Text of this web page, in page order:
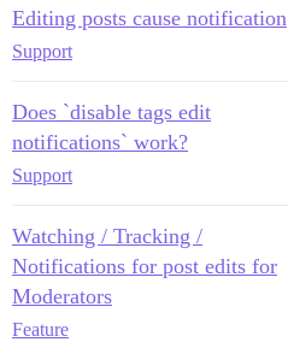
Editing posts cause notification
Support
Does `disable tags edit
notifications` work?
Support
Watching / Tracking /
Notifications for post edits for
Moderators
Feature